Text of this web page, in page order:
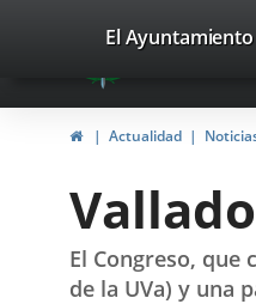
Portal
Web
del
Valladolid
valladolid.es
El Ayuntamiento
InicioActualidad
El Congreso, que
de la UVa) y una